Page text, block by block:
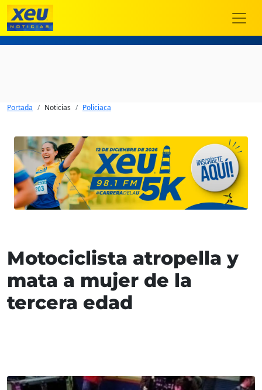
Portada Noticias Policiaca
Motociclista atropella y
mata a mujer de la
tercera edad